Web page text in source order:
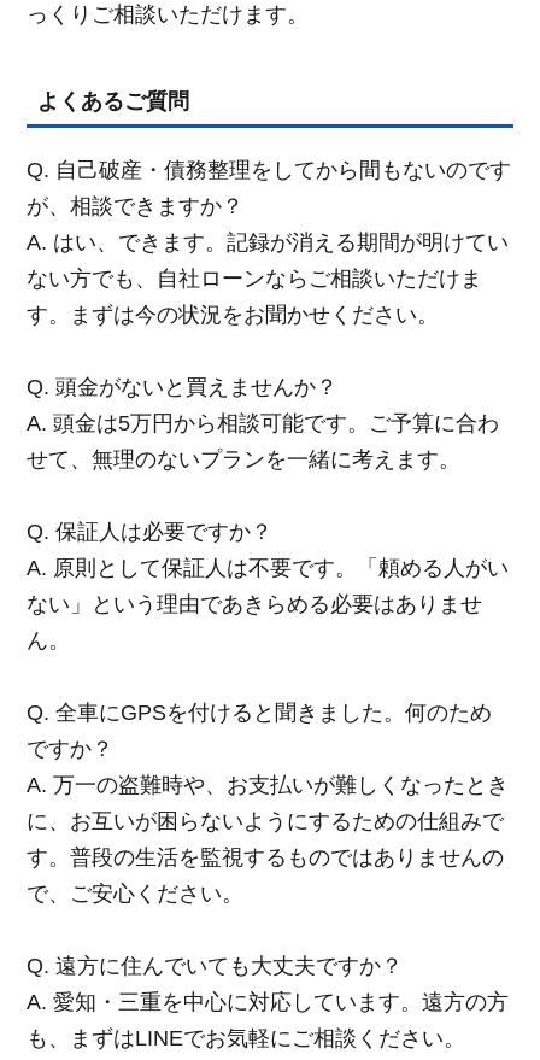
っくりご相談いただけます。
よくあるご質問
Q. 自己破産・債務整理をしてから間もないのです
が、相談できますか？
A. はい、できます。記録が消える期間が明けてい
ない方でも、自社ローンならご相談いただけま
す。まずは今の状況をお聞かせください。
Q. 頭金がないと買えませんか？
A. 頭金は5万円から相談可能です。ご予算に合わ
せて、無理のないプランを一緒に考えます。
Q. 保証人は必要ですか？
A. 原則として保証人は不要です。「頼める人がい
ない」という理由であきらめる必要はありませ
ん。
Q. 全車にGPSを付けると聞きました。何のため
ですか？
A. 万一の盗難時や、お支払いが難しくなったとき
に、お互いが困らないようにするための仕組みで
す。普段の生活を監視するものではありませんの
で、ご安心ください。
Q. 遠方に住んでいても大丈夫ですか？
A. 愛知・三重を中心に対応しています。遠方の方
も、まずはLINEでお気軽にご相談ください。